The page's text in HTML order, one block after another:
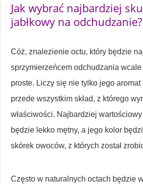
Jak wybrać najbardziej
jabłkowy na odchudzanie?
Cóż, znalezienie octu, który będzie
sprzymierzeńcem odchudzania
proste. Liczy się nie tylko jego aromat
przede wszystkim skład, z którego
właściwości. Najbardziej wartościowy
będzie lekko mętny, a jego kolor
skórek owoców, z których został
Często w naturalnych octach będzie